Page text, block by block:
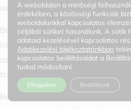
az érzékeny bőr számára.
Biztonságos és hatékony:
készítmény, amely minden
az érzékeny bőrt is, hatékony
biztosítva káros hatások nélkül.
Ragyogó arcszín
A weboldalon a minőségi
érdekében, a közösségi funkciók
weboldalunkkal kapcsolatos
céljából sütiket használunk. A sütik
adataid kezelésével kapcsolatos
Adatkezelési tájékoztatónkban
kapcsolatos beállításaidat a
tudod módosítani.
Elfogadom Beállítások